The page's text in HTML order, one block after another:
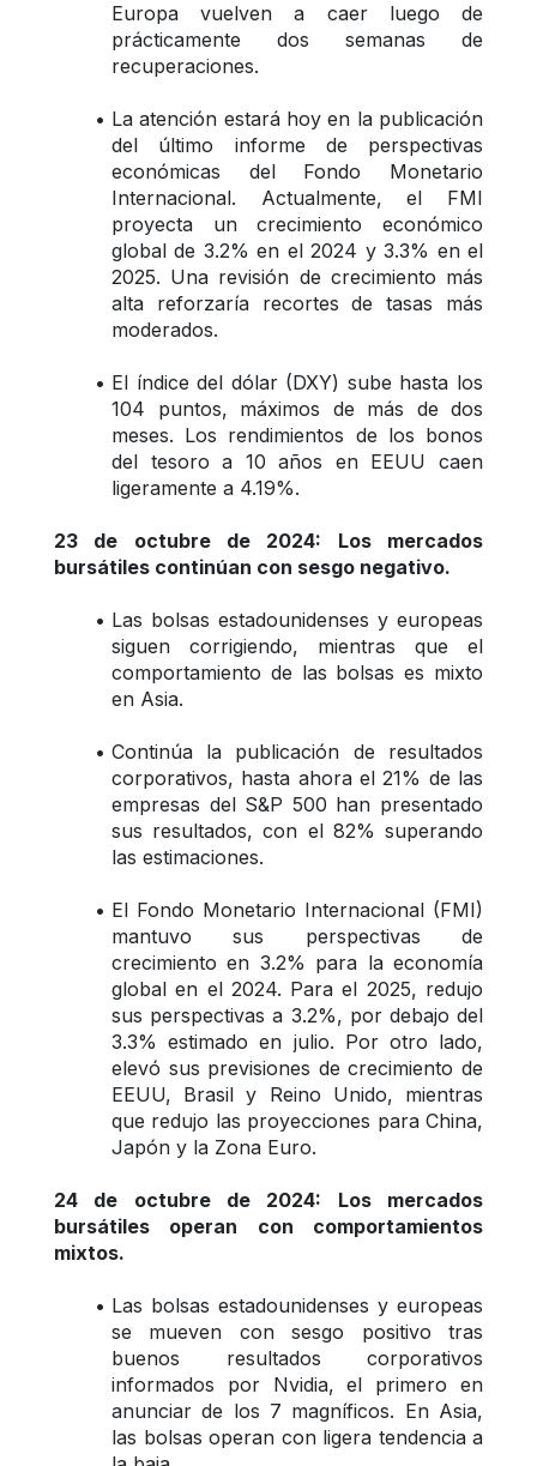
Europa vuelven a caer luego de
prácticamente dos semanas de
recuperaciones.
La atención estará hoy en la publicación
del último informe de perspectivas
económicas del Fondo Monetario
Internacional. Actualmente, el FMI
proyecta un crecimiento económico
global de 3.2% en el 2024 y 3.3% en el
2025. Una revisión de crecimiento más
alta reforzaría recortes de tasas más
moderados.
El índice del dólar (DXY) sube hasta los
104 puntos, máximos de más de dos
meses. Los rendimientos de los bonos
del tesoro a 10 años en EEUU caen
ligeramente a 4.19%.
23 de octubre de 2024: Los mercados
bursátiles continúan con sesgo negativo.
Las bolsas estadounidenses y europeas
siguen corrigiendo, mientras que el
comportamiento de las bolsas es mixto
en Asia.
Continúa la publicación de resultados
corporativos, hasta ahora el 21% de las
empresas del S&P 500 han presentado
sus resultados, con el 82% superando
las estimaciones.
El Fondo Monetario Internacional (FMI)
mantuvo sus perspectivas de
crecimiento en 3.2% para la economía
global en el 2024. Para el 2025, redujo
sus perspectivas a 3.2%, por debajo del
3.3% estimado en julio. Por otro lado,
elevó sus previsiones de crecimiento de
EEUU, Brasil y Reino Unido, mientras
que redujo las proyecciones para China,
Japón y la Zona Euro.
24 de octubre de 2024: Los mercados
bursátiles operan con comportamientos
mixtos.
Las bolsas estadounidenses y europeas
se mueven con sesgo positivo tras
buenos resultados corporativos
informados por Nvidia, el primero en
anunciar de los 7 magníficos. En Asia,
las bolsas operan con ligera tendencia a